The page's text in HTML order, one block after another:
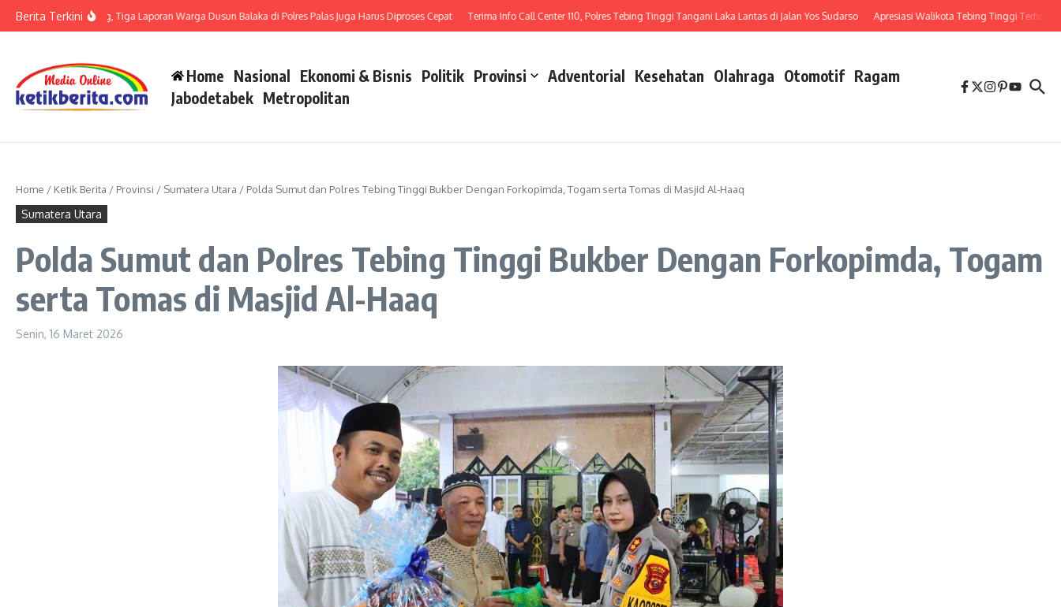
Berita Terkini
di Polsek Barteng, Tiga Laporan Warga Dusun Balaka di Polres Palas Juga Harus Diproses Cepat Terima Info Call Center 110, Polres Tebing Tinggi Tangani Laka Lantas di Jalan Yos Sudarso Apresiasi Walikota Tebing Tinggi Terhadap
Home Nasional Ekonomi & Bisnis Politik Provinsi Adventorial Kesehatan Olahraga Otomotif Ragam
Jabodetabek Metropolitan
Home / Ketik Berita / Provinsi / Sumatera Utara / Polda Sumut dan Polres Tebing Tinggi Bukber Dengan Forkopimda, Togam serta Tomas di Masjid Al-Haaq
Sumatera Utara
Polda Sumut dan Polres Tebing Tinggi Bukber Dengan Forkopimda, Togam
serta Tomas di Masjid Al-Haaq
Senin, 16 Maret 2026